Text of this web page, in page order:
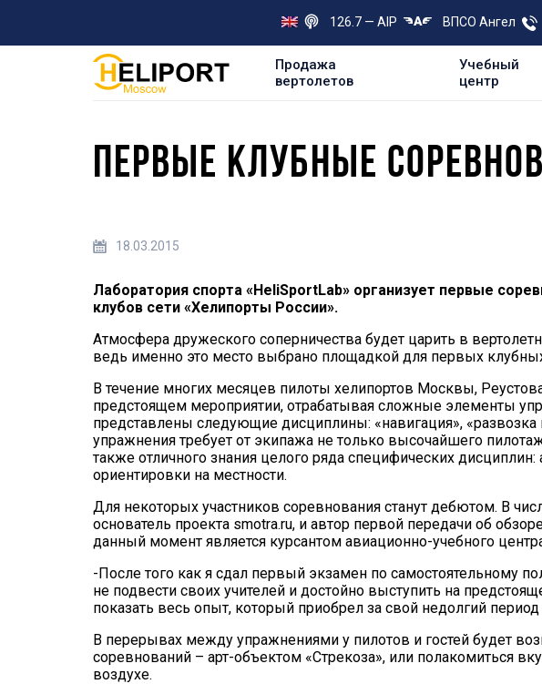
126.7 — AIP ВПСО Ангел
Продажа
вертолетов
Учебный
центр
ПЕРВЫЕ КЛУБНЫЕ
18.03.2015
Лаборатория спорта «HeliSportLab» организует первые
клубов сети «Хелипорты России».
Атмосфера дружеского соперничества будет царить в
ведь именно это место выбрано площадкой для первых
В течение многих месяцев пилоты хелипортов Москвы,
предстоящем мероприятии, отрабатывая сложные элементы
представлены следующие дисциплины: «навигация», «развозка
упражнения требует от экипажа не только высочайшего
также отличного знания целого ряда специфических
ориентировки на местности.
Для некоторых участников соревнования станут дебютом. В
основатель проекта smotra.ru, и автор первой передачи об
данный момент является курсантом авиационно-учебного
-После того как я сдал первый экзамен по самостоятельному
не подвести своих учителей и достойно выступить на
показать весь опыт, который приобрел за свой недолгий период
В перерывах между упражнениями у пилотов и гостей будет
соревнований – арт-объектом «Стрекоза», или полакомиться
воздухе.